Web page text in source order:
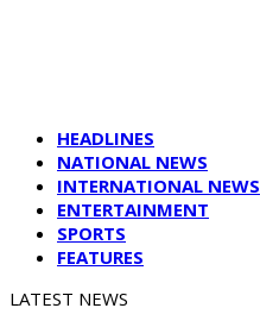
HEADLINES
NATIONAL NEWS
INTERNATIONAL NEWS
ENTERTAINMENT
SPORTS
FEATURES
LATEST NEWS